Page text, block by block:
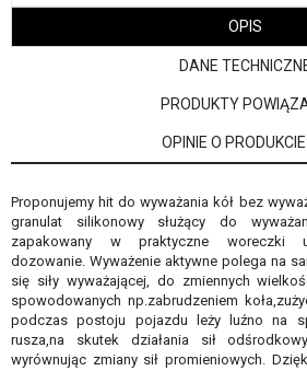
OPIS
DANE
PRODUKTY
OPINIE O
Proponujemy hit do wyważania kół bez
granulat silikonowy służący do
zapakowany w praktyczne woreczki
dozowanie. Wyważenie aktywne polega na
się siły wyważającej, do zmiennych
spowodowanych np.zabrudzeniem
podczas postoju pojazdu leży luźno na
rusza,na skutek działania sił
wyrównując zmiany sił promieniowych.